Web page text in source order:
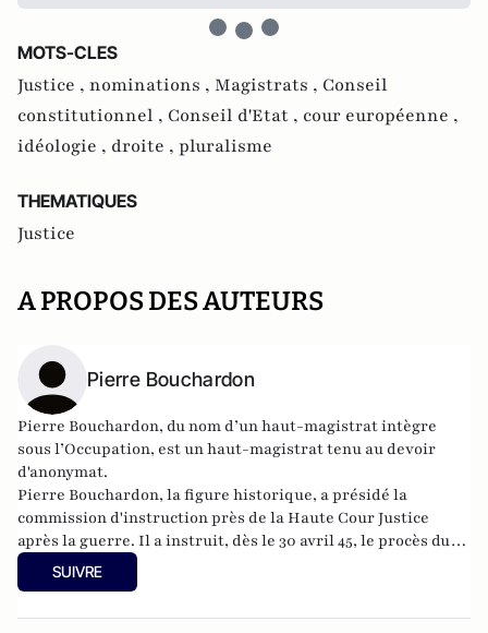
MOTS-CLES
Justice , nominations , Magistrats , Conseil
constitutionnel , Conseil d'Etat , cour européenne ,
idéologie , droite , pluralisme
THEMATIQUES
Justice
A PROPOS DES AUTEURS
Pierre Bouchardon
Pierre Bouchardon, du nom d’un haut-magistrat intègre
sous l’Occupation, est un haut-magistrat tenu au devoir
d'anonymat.
Pierre Bouchardon, la figure historique, a présidé la
commission d'instruction près de la Haute Cour Justice
après la guerre. Il a instruit, dès le 30 avril 45, le procès du
Maréchal Petain, celui de Pierre Laval ainsi que celui de
Robert Brasillach. Le général de Gaulle lui a proposé de
SUIVRE